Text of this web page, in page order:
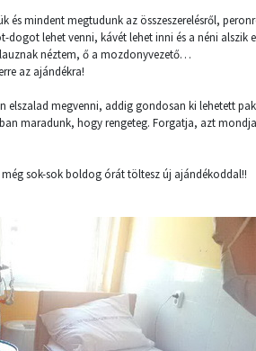
mindent megtudunk az összeszerelésről,
lehet venni, kávét lehet inni és a néni alszik
néztem, ő a mozdonyvezető…
az ajándékra!
elszalad megvenni, addig gondosan ki lehetett
maradunk, hogy rengeteg. Forgatja, azt
sok-sok boldog órát töltesz új ajándékoddal!!